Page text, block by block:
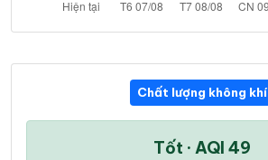
Chất lượng không khí
Tốt · AQI 49